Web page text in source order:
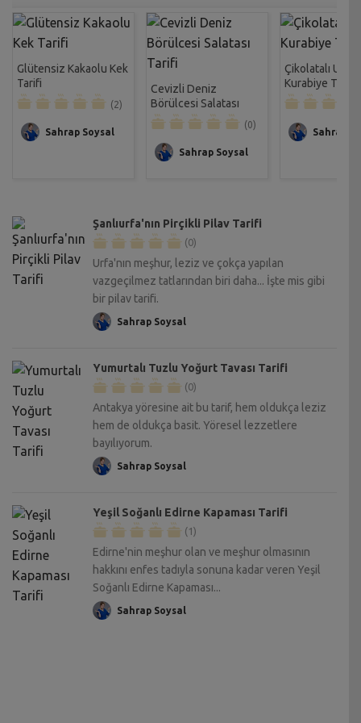
Glütensiz Kakaolu Kek
Tarifi
(2)
Sahrap Soysal
Cevizli Deniz
Börülcesi Salatası
Tarifi
(0)
Sahrap Soysal
Çikolatalı
Kurabiye Tarifi
Sahrap
Şanlıurfa'nın Pirçikli Pilav Tarifi
(0)
Urfa'nın meşhur, leziz ve çokça yapılan
vazgeçilmez tatlarından biri daha... İşte mis gibi
bir pilav tarifi.
Sahrap Soysal
Yumurtalı Tuzlu Yoğurt Tavası Tarifi
(0)
Antakya yöresine ait bu tarif, hem oldukça leziz
hem de oldukça basit. Yöresel lezzetlere
bayılıyorum.
Sahrap Soysal
Yeşil Soğanlı Edirne Kapaması Tarifi
(1)
Edirne'nin meşhur olan ve meşhur olmasının
hakkını enfes tadıyla sonuna kadar veren Yeşil
Soğanlı Edirne Kapaması...
Sahrap Soysal